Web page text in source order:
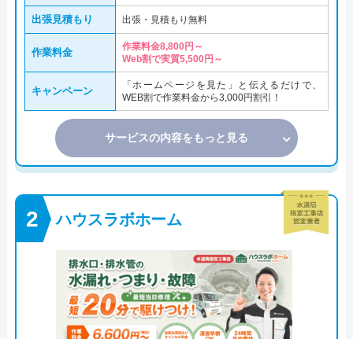
出張見積もり 出張・見積もり無料
作業料金
作業料金8,800円～
Web割で実質5,500円～
キャンペーン
「ホームページを見た」と伝えるだけで、
WEB割で作業料金から3,000円割引！
サービスの内容をもっと見る
ハウスラボホーム